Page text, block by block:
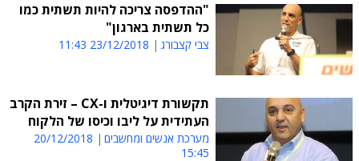
"ההדפסה צריכה להיות תשתית כמו
כל תשתית בארגון"
צבי קצבורג 23/12/2018 11:43
תקשורת דיגיטלית ו-CX – זירת הקרב
העתידית על ליבו וכיסו של הלקוח
מערכת אנשים ומחשבים
20/12/2018
15:45